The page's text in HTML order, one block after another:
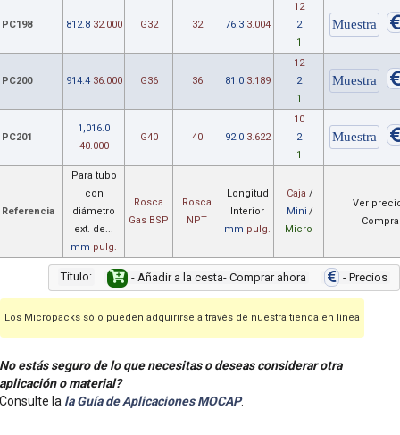
PC198 812.8 32.000 G32 32 76.3 3.004
12
2
1
PC200 914.4 36.000 G36 36 81.0 3.189
12
2
1
PC201
1,016.0
40.000
G40 40 92.0 3.622
10
2
1
Referencia
Para tubo
con
diámetro
ext. de...
mm pulg.
Rosca
Gas BSP
Rosca
NPT
Longitud
Interior
mm pulg.
Caja /
Mini /
Micro
Ver
Titulo: - Añadir a la cesta- Comprar ahora - Precios
Los Micropacks sólo pueden adquirirse a través de nuestra tienda en línea
No estás seguro de lo que necesitas o deseas considerar otra
aplicación o material?
Consulte la la Guía de Aplicaciones MOCAP.